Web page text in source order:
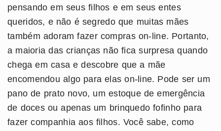
pensando em seus filhos e em seus entes
queridos, e não é segredo que muitas mães
também adoram fazer compras on-line. Portanto,
a maioria das crianças não fica surpresa quando
chega em casa e descobre que a mãe
encomendou algo para elas on-line. Pode ser um
pano de prato novo, um estoque de emergência
de doces ou apenas um brinquedo fofinho para
fazer companhia aos filhos. Você sabe, como